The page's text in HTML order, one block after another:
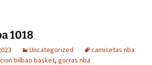
1018
Uncategorized
camisetas nba
bilbao basket, gorras nba